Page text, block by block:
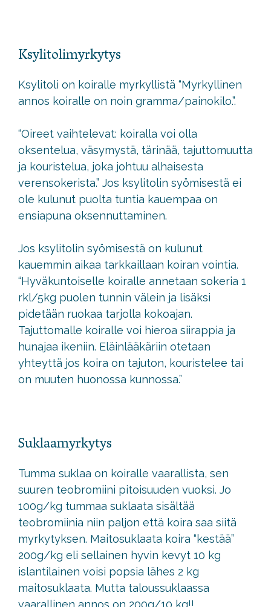
Ksylitolimyrkytys
Ksylitoli on koiralle myrkyllistä “Myrkyllinen
annos koiralle on noin gramma/painokilo.”.
“Oireet vaihtelevat: koiralla voi olla
oksentelua, väsymystä, tärinää, tajuttomuutta
ja kouristelua, joka johtuu alhaisesta
verensokerista.” Jos ksylitolin syömisestä ei
ole kulunut puolta tuntia kauempaa on
ensiapuna oksennuttaminen.
Jos ksylitolin syömisestä on kulunut
kauemmin aikaa tarkkaillaan koiran vointia.
“Hyväkuntoiselle koiralle annetaan sokeria 1
rkl/5kg puolen tunnin välein ja lisäksi
pidetään ruokaa tarjolla kokoajan.
Tajuttomalle koiralle voi hieroa siirappia ja
hunajaa ikeniin. Eläinlääkäriin otetaan
yhteyttä jos koira on tajuton, kouristelee tai
on muuten huonossa kunnossa.”
Suklaamyrkytys
Tumma suklaa on koiralle vaarallista, sen
suuren teobromiini pitoisuuden vuoksi. Jo
100g/kg tummaa suklaata sisältää
teobromiinia niin paljon että koira saa siitä
myrkytyksen. Maitosuklaata koira “kestää”
200g/kg eli sellainen hyvin kevyt 10 kg
islantilainen voisi popsia lähes 2 kg
maitosuklaata. Mutta taloussuklaassa
vaarallinen annos on 200g/10 kg!!